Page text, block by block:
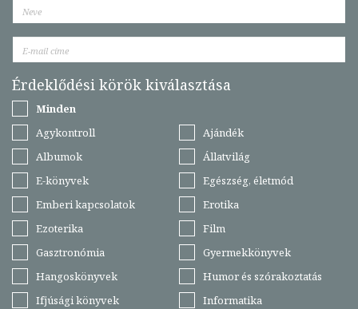
Érdeklődési körök kiválasztása
Minden
Agykontroll
Ajándék
Albumok
Állatvilág
E-könyvek
Egészség, életmód
Emberi kapcsolatok
Erotika
Ezoterika
Film
Gasztronómia
Gyermekkönyvek
Hangoskönyvek
Humor és szórakoztatás
Ifjúsági könyvek
Informatika